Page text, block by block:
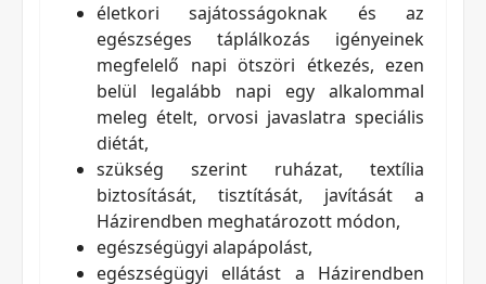
életkori sajátosságoknak és az
egészséges táplálkozás igényeinek
megfelelő napi ötszöri étkezés, ezen
belül legalább napi egy alkalommal
meleg ételt, orvosi javaslatra speciális
diétát,
szükség szerint ruházat, textília
biztosítását, tisztítását, javítását a
Házirendben meghatározott módon,
egészségügyi alapápolást,
egészségügyi ellátást a Házirendben